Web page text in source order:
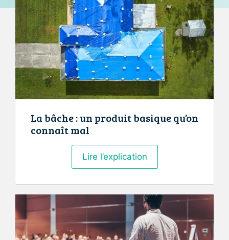
La bâche : un produit basique qu’on
connaît mal
Lire l’explicationLa
bâche
:
un
produit
basique
qu’on